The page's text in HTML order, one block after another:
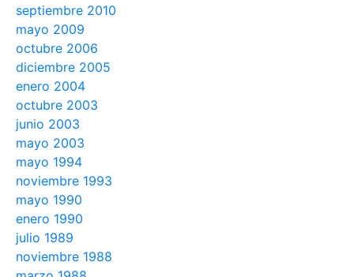
septiembre 2010
mayo 2009
octubre 2006
diciembre 2005
enero 2004
octubre 2003
junio 2003
mayo 2003
mayo 1994
noviembre 1993
mayo 1990
enero 1990
julio 1989
noviembre 1988